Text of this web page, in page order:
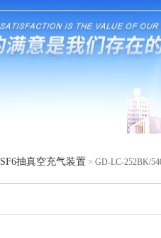
SF6抽真空充气装置 > GD-LC-252BK/